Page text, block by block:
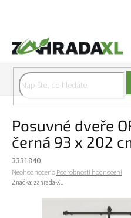
Posuvné dveře
černá 93 x 202
3331840
Průměrné hodnocení produktu je
NeohodnocenoPodrobnosti hodnocení
Značka: zahrada-XL